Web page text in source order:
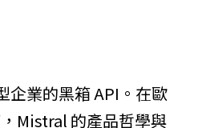
企業的黑箱 API。在歐
Mistral 的產品哲學與